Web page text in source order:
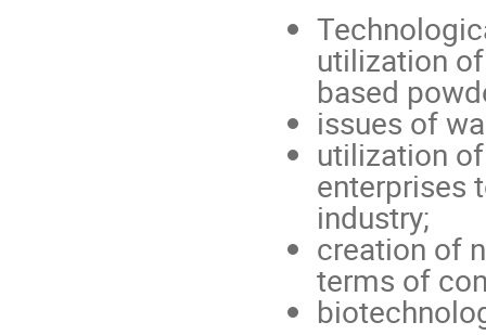
utilization
based
issues of
utilization
enterprises
industry;
creation of
terms of